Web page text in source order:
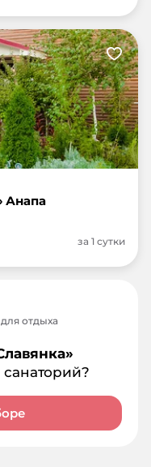
Анапа
за 1 сутки
отдыха